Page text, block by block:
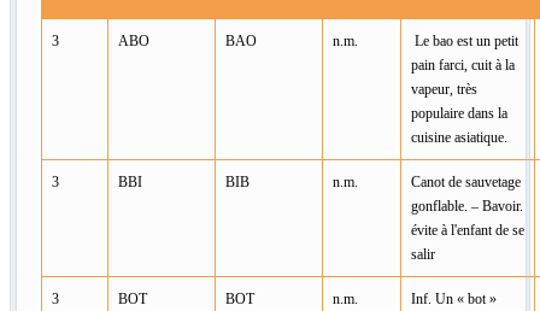
3 ABO BAO n.m.
Le bao est un petit
pain farci, cuit à la
vapeur, très
populaire dans la
cuisine asiatique.
3 BBI BIB n.m.
Canot de sauvetage
gonflable. – Bavoir.
évite à l'enfant de se
salir
3 BOT BOT n.m.
Inf. Un « bot »